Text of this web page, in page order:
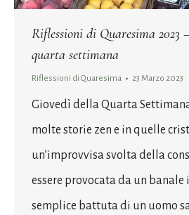
Riflessioni di Quaresima 2023
quarta settimana
Riflessioni di Quaresima 23 Marzo 2023
Giovedì della Quarta
molte storie zen e in quelle
un’improvvisa svolta della
essere provocata da un
semplice battuta di un uomo